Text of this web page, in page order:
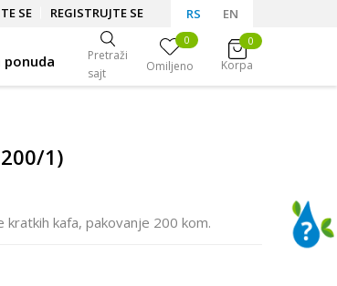
RS EN
SE REGISTRUJTE SE
ponuda
Pretraži
sajt
Omiljeno
0
Korpa
0
200/1)
kafa, pakovanje 200 kom.